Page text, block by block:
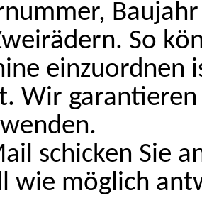
Baujahr
So
einzuordnen
Wir
schicken Sie
wie möglich